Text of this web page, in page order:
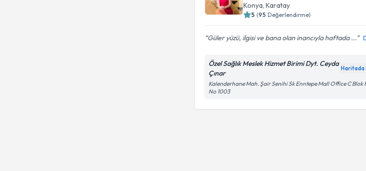
Konya, Karatay
5 (95 Değerlendirme)
Güler yüzü, ilgisi ve bana olan inancıyla haftada ...
Özel Sağlık Meslek Hizmet Birimi Dyt. Ceyda
Çınar
Haritada
Kalenderhane Mah. Şair Senihi Sk Enntepe Mall Office C Blok
No 1003